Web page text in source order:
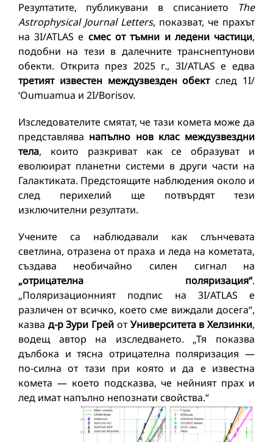
Резултатите, публикувани в списанието The
Astrophysical Journal Letters, показват, че прахът
на 3I/ATLAS е смес от тъмни и ледени частици,
подобни на тези в далечните транснептунови
обекти. Открита през 2025 г., 3I/ATLAS е едва
третият известен междузвезден обектслед 1I/
ʻOumuamua и 2I/Borisov.
Изследователите смятат, че тази комета може да
представлява напълно нов клас междузвездни
тела, които разкриват как се образуват и
еволюират планетни системи в други части на
Галактиката. Предстоящите наблюдения около и
след перихелий ще потвърдят тези
изключителни резултати.
Учените са наблюдавали как слънчевата
светлина, отразена от праха и леда на кометата,
създава необичайно силен сигнал на
„отрицателна поляризация“.
„Поляризационният подпис на 3I/ATLAS е
различен от всичко, което сме виждали досега“,
казва д-р Зури Грей отУниверситета в Хелзинки,
водещ автор на изследването. „Тя показва
дълбока и тясна отрицателна поляризация —
по-силна от тази при която и да е известна
комета — което подсказва, че нейният прах и
лед имат напълно непознати свойства.“